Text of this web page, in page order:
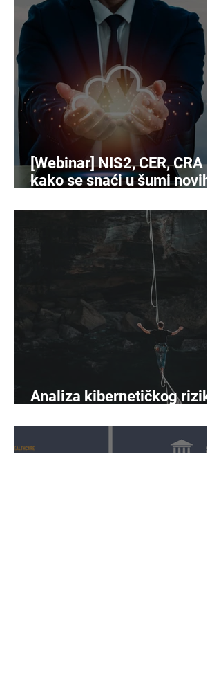
[Webinar] NIS2, CER, CRA -
kako se snaći u šumi novih
Analiza kibernetičkog rizika